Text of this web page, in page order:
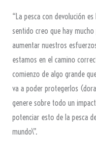
“La pesca con devolución
sentido creo que hay
aumentar nuestros
estamos en el camino
comienzo de algo grande
va a poder protegerlos
genere sobre todo un
potenciar esto de la pesca
mundo\”.